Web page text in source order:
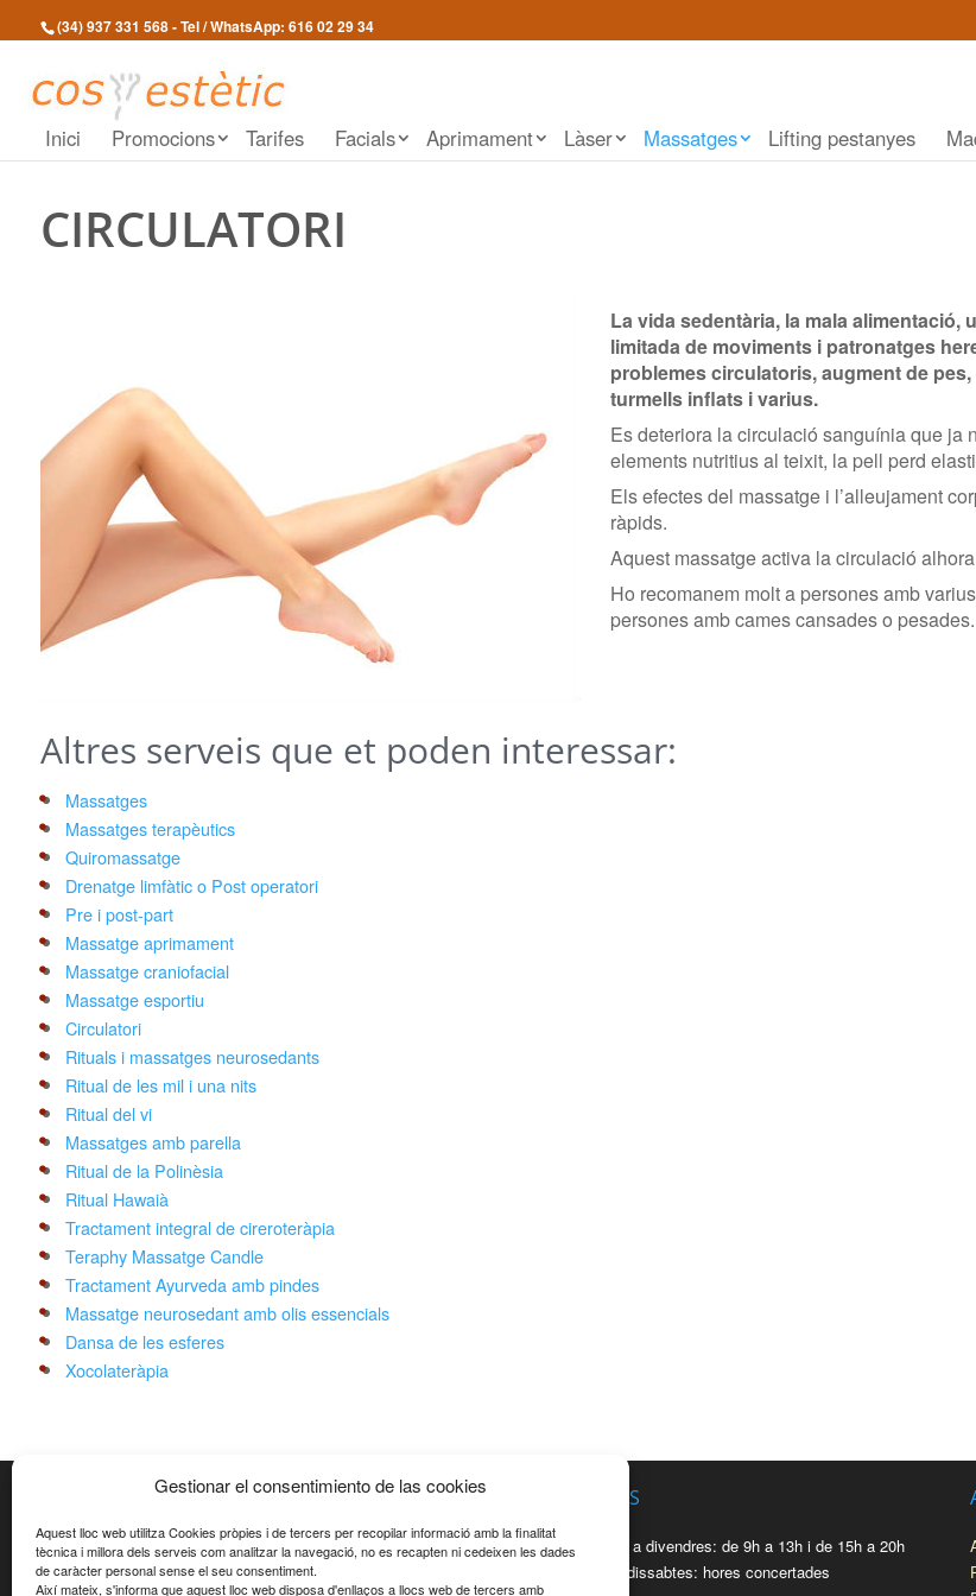
Gestionar el consentimiento de las cookies
Aquest lloc web utilitza Cookies pròpies i de tercers per recopilar informació amb la finalitat
tècnica i millora dels serveis com analitzar la navegació, no es recapten ni cedeixen les dades
de caràcter personal sense el seu consentiment.
Així mateix, s'informa que aquest lloc web disposa d'enllaços a llocs web de tercers amb
(34) 937 331 568- Tel / WhatsApp: 616 02 29 34
Inici Promocions Tarifes Facials Aprimament Làser Massatges Lifting pestanyes
CIRCULATORI
La vida sedentària, la mala alimentació,
limitada de moviments i patronatges
problemes circulatoris, augment de
turmells inflats i varius.
Es deteriora la circulació sanguínia que ja
elements nutritius al teixit, la pell perd
Els efectes del massatge i l’alleujament
ràpids.
Aquest massatge activa la circulació
Ho recomanem molt a persones amb
persones amb cames cansades o pesades.
Altres serveis que et poden interessar:
Massatges
Massatges terapèutics
Quiromassatge
Drenatge limfàtic o Post operatori
Pre i post-part
Massatge aprimament
Massatge craniofacial
Massatge esportiu
Circulatori
Rituals i massatges neurosedants
Ritual de les mil i una nits
Ritual del vi
Massatges amb parella
Ritual de la Polinèsia
Ritual Hawaià
Tractament integral de cireroteràpia
Teraphy Massatge Candle
Tractament Ayurveda amb pindes
Massatge neurosedant amb olis essencials
Dansa de les esferes
Xocolateràpia
CONTACTE
C/ Pitagores, 92 baixos Entrada Ausies Marc
08224 Terrassa - Barcelona (Espanya)
HORARIS
De dilluns a divendres: de 9h a 13h i de 15h a 20h
Migdies i dissabtes: hores concertades